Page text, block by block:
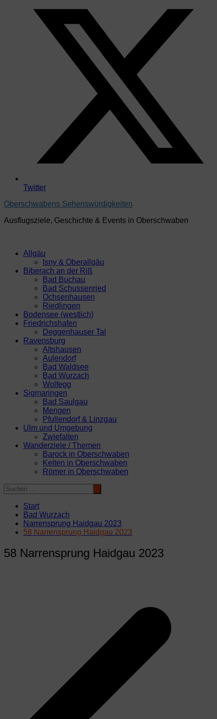
Twitter
Oberschwabens Sehenswürdigkeiten
Ausflugsziele, Geschichte & Events in Oberschwaben
Allgäu
Isny & Oberallgäu
Biberach an der Riß
Bad Buchau
Bad Schussenried
Ochsenhausen
Riedlingen
Bodensee (westlich)
Friedrichshafen
Deggenhauser Tal
Ravensburg
Altshausen
Aulendorf
Bad Waldsee
Bad Wurzach
Wolfegg
Sigmaringen
Bad Saulgau
Mengen
Pfullendorf & Linzgau
Ulm und Umgebung
Zwiefalten
Wanderziele / Themen
Barock in Oberschwaben
Kelten in Oberschwaben
Römer in Oberschwaben
Start
Bad Wurzach
Narrensprung Haidgau 2023
58 Narrensprung Haidgau 2023
58 Narrensprung Haidgau 2023